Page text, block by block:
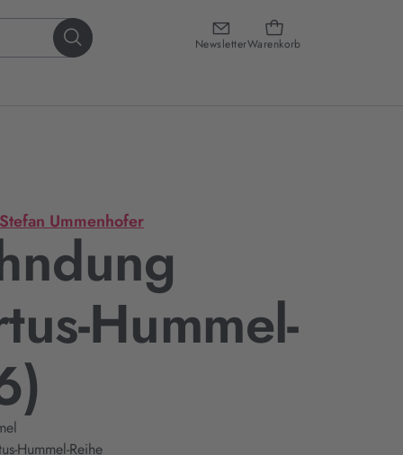
NewsletterWarenkorb
Stefan Ummenhofer
Hummel-
Hummel-Reihe